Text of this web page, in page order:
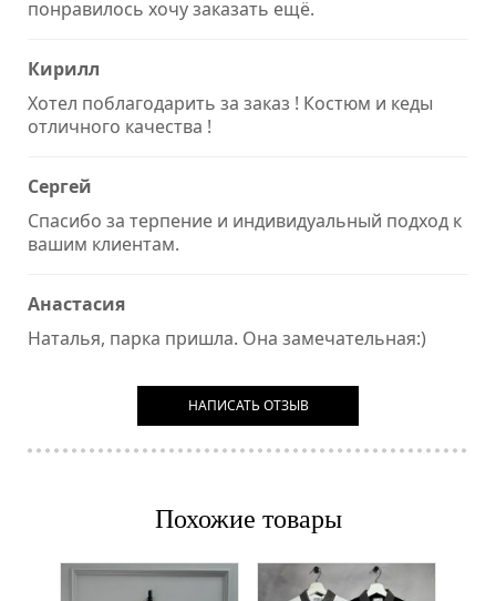
понравилось хочу заказать ещё.
Кирилл
Хотел поблагодарить за заказ ! Костюм и кеды
отличного качества !
Сергей
Спасибо за терпение и индивидуальный подход к
вашим клиентам.
Анастасия
Наталья, парка пришла. Она замечательная:)
НАПИСАТЬ ОТЗЫВ
Похожие товары